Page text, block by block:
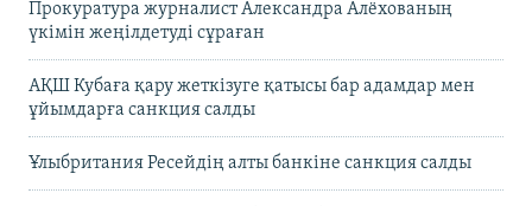
Прокуратура журналист Александра Алёхованың
үкімін жеңілдетуді сұраған
АҚШ Кубаға қару жеткізуге қатысы бар адамдар мен
ұйымдарға санкция салды
Ұлыбритания Ресейдің алты банкіне санкция салды